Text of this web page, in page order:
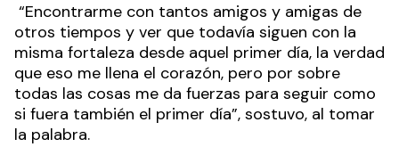
“Encontrarme con tantos amigos y amigas de
otros tiempos y ver que todavía siguen con la
misma fortaleza desde aquel primer día, la verdad
que eso me llena el corazón, pero por sobre
todas las cosas me da fuerzas para seguir como
si fuera también el primer día”, sostuvo, al tomar
la palabra.